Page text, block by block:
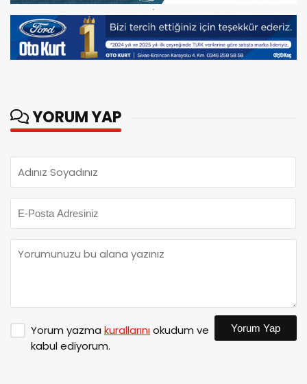
YORUM YAP
Yorum yazma kurallarınıokudum ve
kabul ediyorum.
Yorum Yap